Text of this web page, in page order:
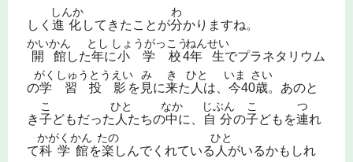
しく 進化
しんか
してきたことが分
わ
かりますね。
開館
かいかん
した年
とし
に小学校
しょうがっこう
4年生
ねんせい
でプラネタリウム
の学習投影
がくしゅうとうえい
を 見
み
に来
き
た 人
ひと
は、 今
いま
40歳
さい
。あのと
き子
こ
どもだった 人
ひと
たちの中
なか
に、 自分
じぶん
の子
こ
どもを連
つ
れ
て科学館
かがくかん
を楽
たの
しんでくれている 人
ひと
がいるかもしれ